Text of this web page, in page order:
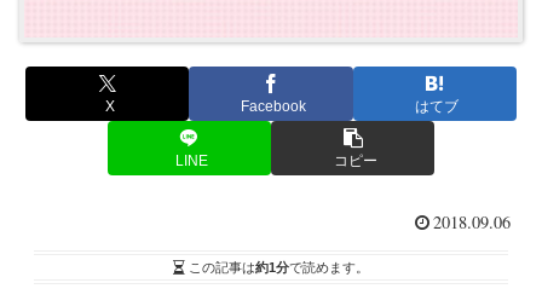
X Facebook はてブ
LINE コピー
2018.09.06
この記事は約1分で読めます。